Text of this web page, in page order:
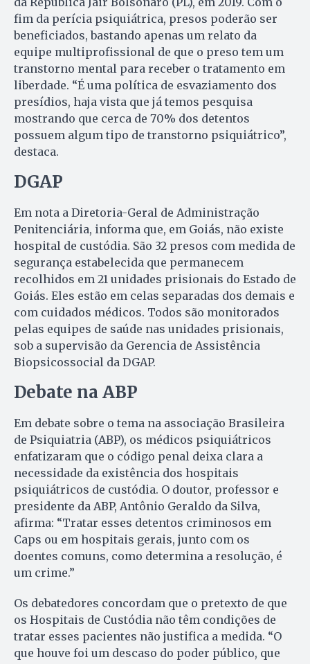
fim da perícia psiquiátrica, presos poderão ser
beneficiados, bastando apenas um relato da
equipe multiprofissional de que o preso tem um
transtorno mental para receber o tratamento em
liberdade. “É uma política de esvaziamento dos
presídios, haja vista que já temos pesquisa
mostrando que cerca de 70% dos detentos
possuem algum tipo de transtorno psiquiátrico”,
destaca.
DGAP
Em nota a Diretoria-Geral de Administração
Penitenciária, informa que, em Goiás, não existe
hospital de custódia. São 32 presos com medida de
segurança estabelecida que permanecem
recolhidos em 21 unidades prisionais do Estado de
Goiás. Eles estão em celas separadas dos demais e
com cuidados médicos. Todos são monitorados
pelas equipes de saúde nas unidades prisionais,
sob a supervisão da Gerencia de Assistência
Biopsicossocial da DGAP.
Debate na ABP
Em debate sobre o tema na associação Brasileira
de Psiquiatria (ABP), os médicos psiquiátricos
enfatizaram que o código penal deixa clara a
necessidade da existência dos hospitais
psiquiátricos de custódia. O doutor, professor e
presidente da ABP, Antônio Geraldo da Silva,
afirma: “Tratar esses detentos criminosos em
Caps ou em hospitais gerais, junto com os
doentes comuns, como determina a resolução, é
um crime.”
Os debatedores concordam que o pretexto de que
os Hospitais de Custódia não têm condições de
tratar esses pacientes não justifica a medida. “O
que houve foi um descaso do poder público, que